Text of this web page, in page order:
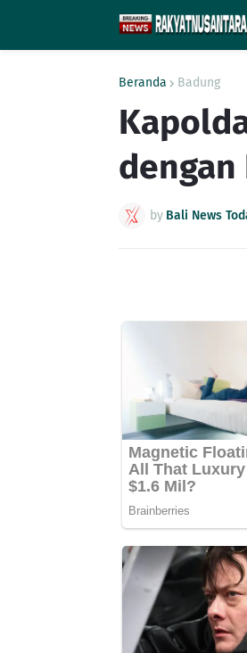
Beranda Badung
dengan
by Bali News